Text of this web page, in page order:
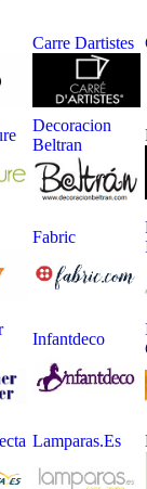
Carre Dartistes
Decoracion
Beltran
Fabric
Infantdeco
Lamparas.es